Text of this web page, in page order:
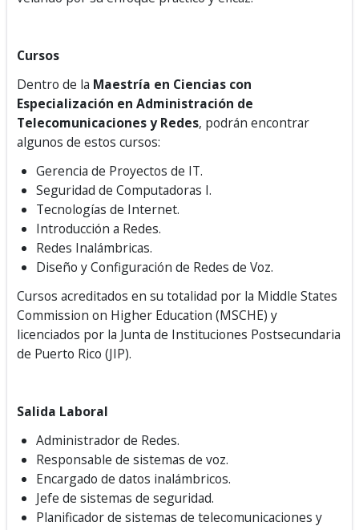
Cursos
Dentro de la Maestría en Ciencias con
Especialización en Administración de
Telecomunicaciones y Redes, podrán encontrar
algunos de estos cursos:
Gerencia de Proyectos de IT.
Seguridad de Computadoras I.
Tecnologías de Internet.
Introducción a Redes.
Redes Inalámbricas.
Diseño y Configuración de Redes de Voz.
Cursos acreditados en su totalidad por la Middle States
Commission on Higher Education (MSCHE) y
licenciados por la Junta de Instituciones Postsecundaria
de Puerto Rico (JIP).
Salida Laboral
Administrador de Redes.
Responsable de sistemas de voz.
Encargado de datos inalámbricos.
Jefe de sistemas de seguridad.
Planificador de sistemas de telecomunicaciones y